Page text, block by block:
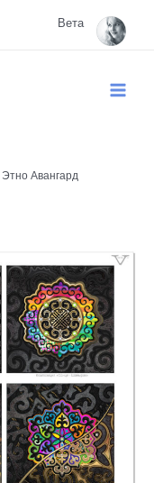
Вета
Main
Этно Авангард